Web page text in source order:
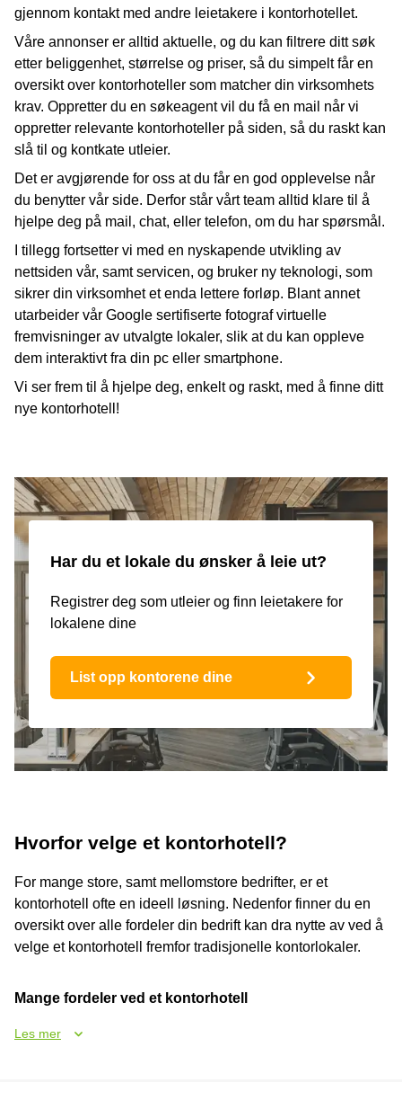
gjennom kontakt med andre leietakere i kontorhotellet.
Våre annonser er alltid aktuelle, og du kan filtrere ditt søk
etter beliggenhet, størrelse og priser, så du simpelt får en
oversikt over kontorhoteller som matcher din virksomhets
krav. Oppretter du en søkeagent vil du få en mail når vi
oppretter relevante kontorhoteller på siden, så du raskt kan
slå til og kontkate utleier.
Det er avgjørende for oss at du får en god opplevelse når
du benytter vår side. Derfor står vårt team alltid klare til å
hjelpe deg på mail, chat, eller telefon, om du har spørsmål.
I tillegg fortsetter vi med en nyskapende utvikling av
nettsiden vår, samt servicen, og bruker ny teknologi, som
sikrer din virksomhet et enda lettere forløp. Blant annet
utarbeider vår Google sertifiserte fotograf virtuelle
fremvisninger av utvalgte lokaler, slik at du kan oppleve
dem interaktivt fra din pc eller smartphone.
Vi ser frem til å hjelpe deg, enkelt og raskt, med å finne ditt
nye kontorhotell!
Har du et lokale du ønsker å leie ut?
Registrer deg som utleier og finn leietakere for
lokalene dine
List opp kontorene dine
Hvorfor velge et kontorhotell?
For mange store, samt mellomstore bedrifter, er et
kontorhotell ofte en ideell løsning. Nedenfor finner du en
oversikt over alle fordeler din bedrift kan dra nytte av ved å
velge et kontorhotell fremfor tradisjonelle kontorlokaler.
Mange fordeler ved et kontorhotell
Les mer